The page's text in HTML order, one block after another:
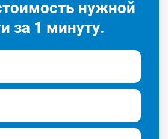
нужной
за 1 минуту.